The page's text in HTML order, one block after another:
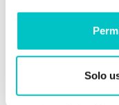
Solo
¿Qué